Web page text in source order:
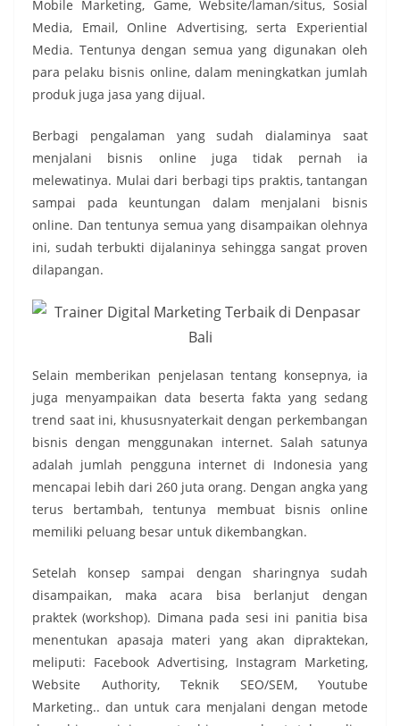
Mobile Marketing, Game, Website/laman/situs, Sosial
Media, Email, Online Advertising, serta Experiential
Media. Tentunya dengan semua yang digunakan oleh
para pelaku bisnis online, dalam meningkatkan jumlah
produk juga jasa yang dijual.
Berbagi pengalaman yang sudah dialaminya saat
menjalani bisnis online juga tidak pernah ia
melewatinya. Mulai dari berbagi tips praktis, tantangan
sampai pada keuntungan dalam menjalani bisnis
online. Dan tentunya semua yang disampaikan olehnya
ini, sudah terbukti dijalaninya sehingga sangat proven
dilapangan.
Selain memberikan penjelasan tentang konsepnya, ia
juga menyampaikan data beserta fakta yang sedang
trend saat ini, khususnyaterkait dengan perkembangan
bisnis dengan menggunakan internet. Salah satunya
adalah jumlah pengguna internet di Indonesia yang
mencapai lebih dari 260 juta orang. Dengan angka yang
terus bertambah, tentunya membuat bisnis online
memiliki peluang besar untuk dikembangkan.
Setelah konsep sampai dengan sharingnya sudah
disampaikan, maka acara bisa berlanjut dengan
praktek (workshop). Dimana pada sesi ini panitia bisa
menentukan apasaja materi yang akan dipraktekan,
meliputi: Facebook Advertising, Instagram Marketing,
Website Authority, Teknik SEO/SEM, Youtube
Marketing.. dan untuk cara menjalani dengan metode